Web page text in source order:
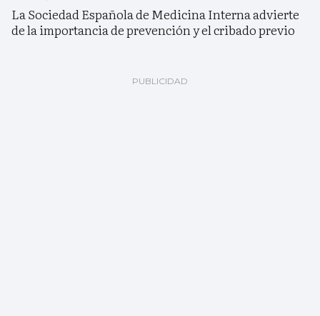
La Sociedad Española de Medicina Interna advierte
de la importancia de prevención y el cribado previo